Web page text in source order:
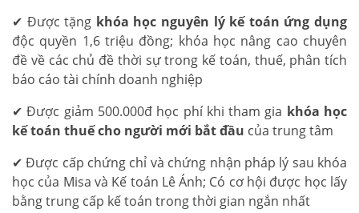
✔ Được tặng khóa học nguyên lý kế toán ứng dụng
độc quyền 1,6 triệu đồng; khóa học nâng cao chuyên
đề về các chủ đề thời sự trong kế toán, thuế, phân tích
báo cáo tài chính doanh nghiệp
✔ Được giảm 500.000đ học phí khi tham gia khóa học
kế toán thuế cho người mới bắt đầu của trung tâm
✔ Được cấp chứng chỉ và chứng nhận pháp lý sau khóa
học của Misa và Kế toán Lê Ánh; Có cơ hội được học lấy
bằng trung cấp kế toán trong thời gian ngắn nhất